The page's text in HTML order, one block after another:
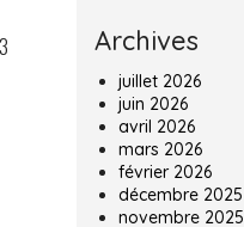
Archives
juillet 2026
juin 2026
avril 2026
mars 2026
février 2026
décembre 2025
novembre 2025